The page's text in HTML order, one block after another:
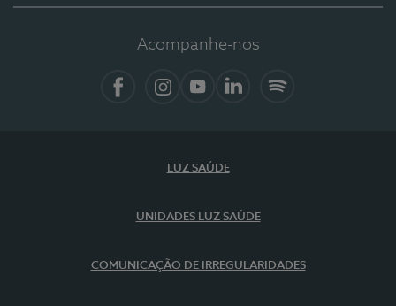
Acompanhe-nos
LUZ SAÚDE
UNIDADES LUZ SAÚDE
COMUNICAÇÃO DE IRREGULARIDADES